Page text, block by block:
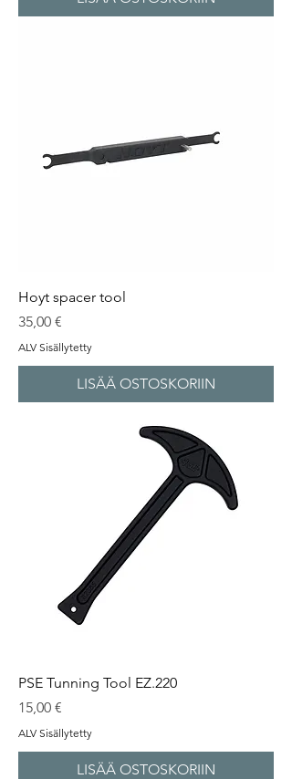
Hoyt spacer tool
Hinta
35,00 €
ALV Sisällytetty
LISÄÄ OSTOSKORIIN
PSE Tunning Tool EZ.220
Hinta
15,00 €
ALV Sisällytetty
LISÄÄ OSTOSKORIIN